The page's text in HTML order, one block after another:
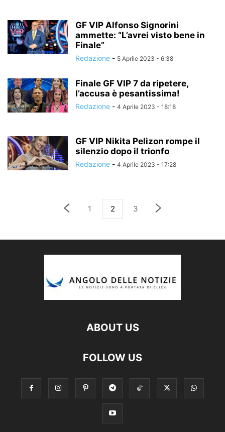
GF VIP Alfonso Signorini
ammette: “L’avrei visto bene in
Finale”
Redazione - 5 Aprile 2023 - 6:38
Finale GF VIP 7 da ripetere,
l’accusa è pesantissima!
Redazione - 4 Aprile 2023 - 18:18
GF VIP Nikita Pelizon rompe il
silenzio dopo il trionfo
Redazione - 4 Aprile 2023 - 17:28
1 2 3
ABOUT US
FOLLOW US